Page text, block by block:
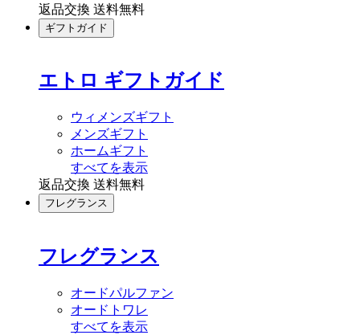
返品交換 送料無料
ギフトガイド
エトロ ギフトガイド
ウィメンズギフト
メンズギフト
ホームギフト
すべてを表示
返品交換 送料無料
フレグランス
フレグランス
オードパルファン
オードトワレ
すべてを表示